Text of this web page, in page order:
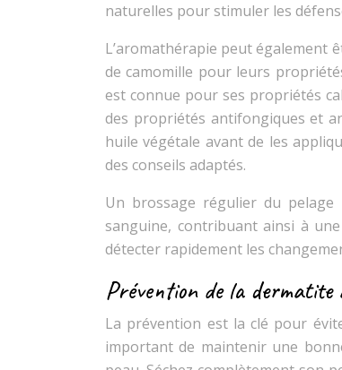
naturelles pour stimuler les
L’aromathérapie peut également
de camomille pour leurs
est connue pour ses propriétés
des propriétés antifongiques et
huile végétale avant de les
des conseils adaptés.
Un brossage régulier du
sanguine, contribuant ainsi à
détecter rapidement les
Prévention de la dermatite
La prévention est la clé pour
important de maintenir une